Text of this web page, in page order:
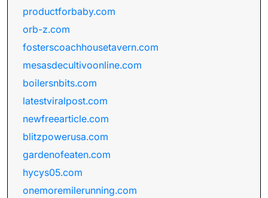
productforbaby.com
orb-z.com
fosterscoachhousetavern.com
mesasdecultivoonline.com
boilersnbits.com
latestviralpost.com
newfreearticle.com
blitzpowerusa.com
gardenofeaten.com
hycys05.com
onemoremilerunning.com